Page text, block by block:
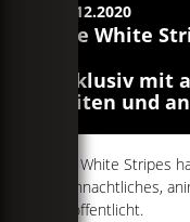
23.12.2020
The White
Exklusiv mit
Seiten und
The White Stripes
weihnachtliches,
veröffentlicht.